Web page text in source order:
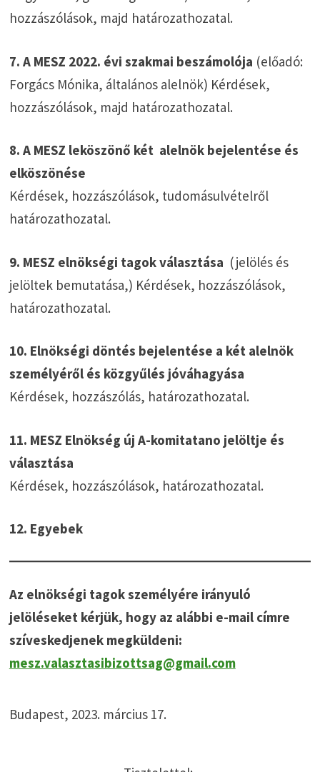
hozzászólások, majd határozathozatal.
7. A MESZ 2022. évi szakmai beszámolója (előadó:
Forgács Mónika, általános alelnök) Kérdések,
hozzászólások, majd határozathozatal.
8. A MESZ leköszönő két alelnök bejelentése és
elköszönése
Kérdések, hozzászólások, tudomásulvételről
határozathozatal.
9. MESZ elnökségi tagok választása (jelölés és
jelöltek bemutatása,) Kérdések, hozzászólások,
határozathozatal.
10. Elnökségi döntés bejelentése a két alelnök
személyéről és közgyűlés jóváhagyása
Kérdések, hozzászólás, határozathozatal.
11. MESZ Elnökség új A-komitatano jelöltje és
választása
Kérdések, hozzászólások, határozathozatal.
12. Egyebek
Az elnökségi tagok személyére irányuló
jelöléseket kérjük, hogy az alábbi e-mail címre
szíveskedjenek megküldeni:
mesz.valasztasibizottsag@gmail.com
Budapest, 2023. március 17.